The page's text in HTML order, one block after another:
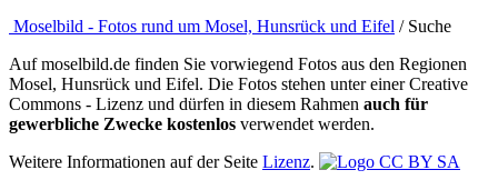
Moselbild - Fotos rund um Mosel, Hunsrück und Eifel / Suche
Auf moselbild.de finden Sie vorwiegend Fotos aus den Regionen
Mosel, Hunsrück und Eifel. Die Fotos stehen unter einer Creative
Commons - Lizenz und dürfen in diesem Rahmen auch für
gewerbliche Zwecke kostenlos verwendet werden.
Weitere Informationen auf der Seite Lizenz.